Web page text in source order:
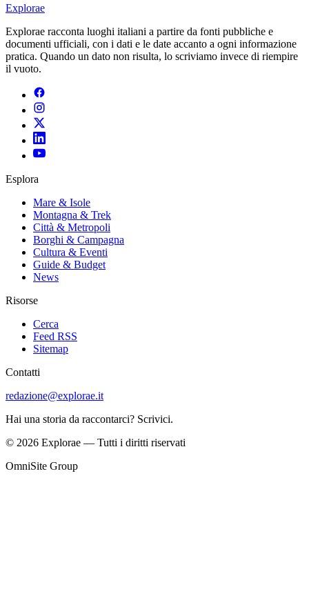
Explorae
Explorae racconta luoghi italiani a partire da fonti pubbliche e
documenti ufficiali, con i dati e le date accanto a ogni informazione
pratica. Quando un dato non risulta, lo scriviamo invece di riempire
il vuoto.
Esplora
Mare & Isole
Montagna & Trek
Città & Metropoli
Borghi & Campagna
Cultura & Eventi
Guide & Budget
News
Risorse
Cerca
Feed RSS
Sitemap
Contatti
redazione@explorae.it
Hai una storia da raccontarci? Scrivici.
© 2026 Explorae — Tutti i diritti riservati
OmniSite Group